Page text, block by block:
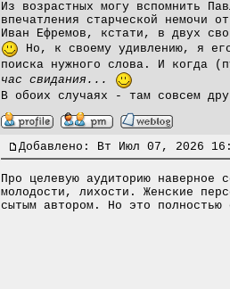
Из возрастных могу вспомнить
впечатления старческой немочи
Иван Ефремов, кстати, в двух
Но, к своему удивлению, я
поиска нужного слова. И когда
час свидания...
В обоих случаях - там совсем
Добавлено: Вт Июл 07, 2026
Про целевую аудиторию
молодости, лихости. Женские
сытым автором. Но это полностью